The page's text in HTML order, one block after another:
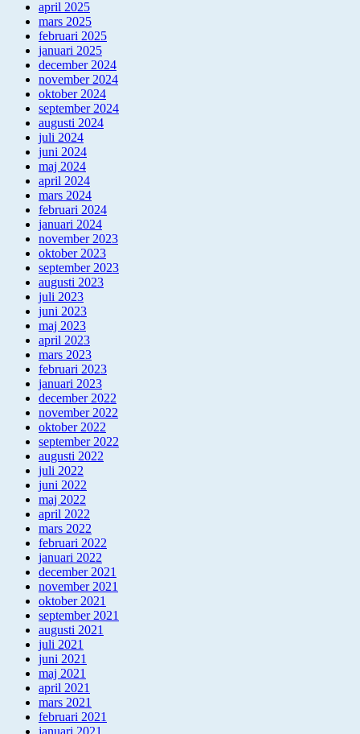
april 2025
mars 2025
februari 2025
januari 2025
december 2024
november 2024
oktober 2024
september 2024
augusti 2024
juli 2024
juni 2024
maj 2024
april 2024
mars 2024
februari 2024
januari 2024
november 2023
oktober 2023
september 2023
augusti 2023
juli 2023
juni 2023
maj 2023
april 2023
mars 2023
februari 2023
januari 2023
december 2022
november 2022
oktober 2022
september 2022
augusti 2022
juli 2022
juni 2022
maj 2022
april 2022
mars 2022
februari 2022
januari 2022
december 2021
november 2021
oktober 2021
september 2021
augusti 2021
juli 2021
juni 2021
maj 2021
april 2021
mars 2021
februari 2021